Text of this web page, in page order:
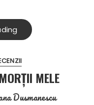
MELE
Dusmanescu